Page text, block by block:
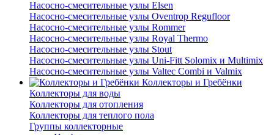
Насосно-смесительные узлы Elsen
Насосно-смесительные узлы Oventrop Regufloor
Насосно-смесительные узлы Rommer
Насосно-смесительные узлы Royal Thermo
Насосно-смесительные узлы Stout
Насосно-смесительные узлы Uni-Fitt Solomix и Multimix
Насосно-смесительные узлы Valtec Combi и Valmix
Коллекторы и Гребёнки
Коллекторы для воды
Коллекторы для отопления
Коллекторы для теплого пола
Группы коллекторные